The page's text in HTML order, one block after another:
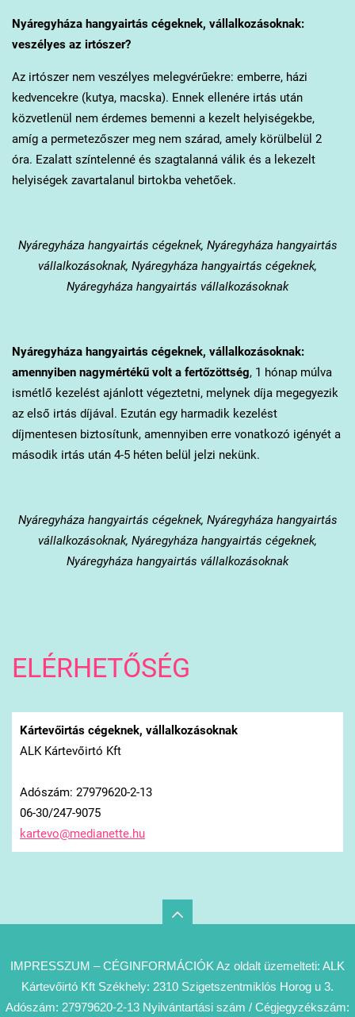
Nyáregyházahangyairtás cégeknek, vállalkozásoknak:
veszélyes az irtószer?
Az irtószer nem veszélyes melegvérűekre: emberre, házi
kedvencekre (kutya, macska). Ennek ellenére irtás után
közvetlenül nem érdemes bemenni a kezelt helyiségekbe,
amíg a permetezőszer meg nem szárad, amely körülbelül 2
óra. Ezalatt színtelenné és szagtalanná válik és a lekezelt
helyiségek zavartalanul birtokba vehetőek.
Nyáregyháza hangyairtás cégeknek, Nyáregyháza hangyairtás
vállalkozásoknak, Nyáregyháza hangyairtás cégeknek,
Nyáregyháza hangyairtás vállalkozásoknak
Nyáregyházahangyairtás cégeknek, vállalkozásoknak:
amennyiben nagymértékű volt a fertőzöttség, 1 hónap múlva
ismétlő kezelést ajánlott végeztetni, melynek díja megegyezik
az első irtás díjával. Ezután egy harmadik kezelést
díjmentesen biztosítunk, amennyiben erre vonatkozó igényét a
második irtás után 4-5 héten belül jelzi nekünk.
Nyáregyháza hangyairtás cégeknek, Nyáregyháza hangyairtás
vállalkozásoknak, Nyáregyháza hangyairtás cégeknek,
Nyáregyháza hangyairtás vállalkozásoknak
ELÉRHETŐSÉG
Kártevőirtás cégeknek, vállalkozásoknak
ALK Kártevőirtó Kft
Adószám: 27979620-2-13
06-30/247-9075
kartevo@medianette.hu
IMPRESSZUM – CÉGINFORMÁCIÓK Az oldalt üzemelteti: ALK
Kártevőirtó Kft Székhely: 2310 Szigetszentmiklós Horog u 3.
Adószám: 27979620-2-13 Nyilvántartási szám / Cégjegyzékszám: